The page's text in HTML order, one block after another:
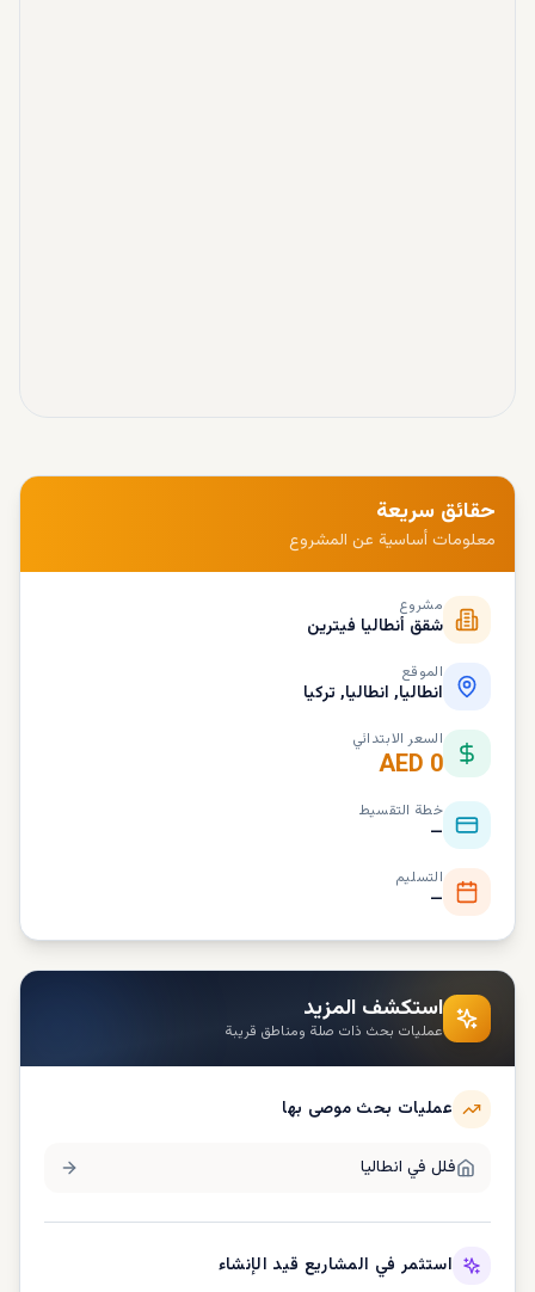
حقائق سريعة
معلومات أساسية عن المشروع
مشروع
شقق أنطاليا فيترين
الموقع
انطاليا, انطاليا, تركيا
السعر الابتدائي
AED 0
خطة التقسيط
—
التسليم
—
استكشف المزيد
عمليات بحث ذات صلة ومناطق قريبة
عمليات بحث موصى بها
فلل في انطاليا
استثمر في المشاريع قيد الإنشاء